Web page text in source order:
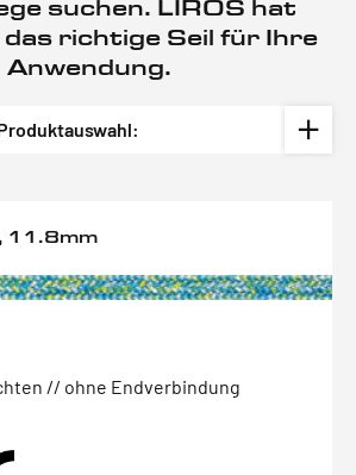
suchen. LIROS hat
richtige Seil für Ihre
Anwendung.
11.8mm
// ohne Endverbindung